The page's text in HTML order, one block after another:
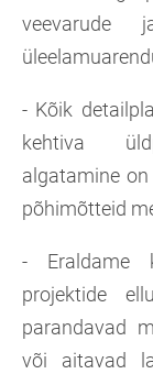
veevarude
- Kõik
kehtiva
algatamine
põhimõtteid
- Eraldame
projektide
parandavad
või aitavad